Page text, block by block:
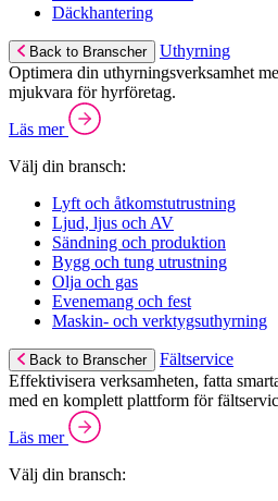
Däckhantering
Back to Branscher
Uthyrning
Optimera din uthyrningsverksamhet
mjukvara för hyrföretag.
Läs mer
Välj din bransch:
Lyft och åtkomstutrustning
Ljud, ljus och AV
Sändning och produktion
Bygg och tung utrustning
Olja och gas
Evenemang och fest
Maskin- och verktygsuthyrning
Back to Branscher
Fältservice
Effektivisera verksamheten, fatta
med en komplett plattform för
Läs mer
Välj din bransch: